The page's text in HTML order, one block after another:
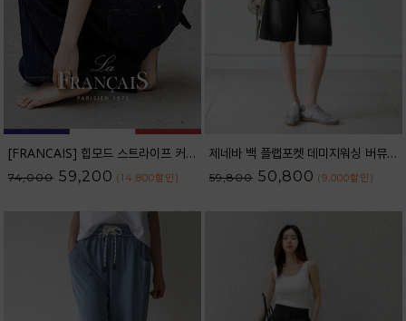
[FRANCAIS] 힙모드 스트라이프 커브라인 와이드 데님팬츠_62DP2584
74,000 59,200 (14,800할인 )
제네바 백 플랩포켓 데미지워싱 버뮤다 데님 팬츠_62PT2564
59,800 50,800 (9,000할인 )